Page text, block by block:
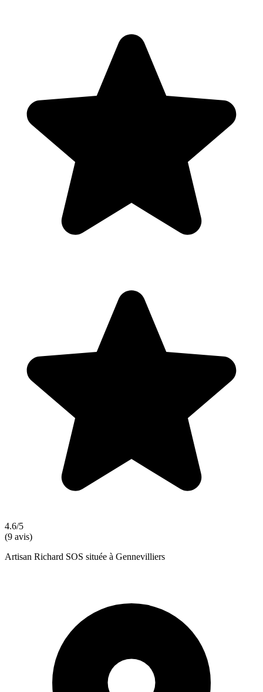
4.6/5
(9 avis)
Artisan Richard SOS située à Gennevilliers